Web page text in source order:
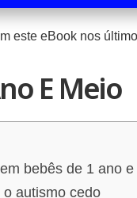
este eBook nos
E Meio
bebês de 1 ano e
autismo cedo